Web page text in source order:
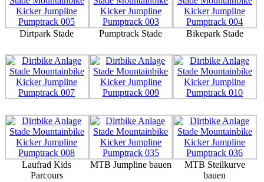
Dirtpark Stade Pumptrack Stade Bikepark Stade
Laufrad Kids
Parcours
MTB Jumpline bauen
MTB Steilkurve
bauen